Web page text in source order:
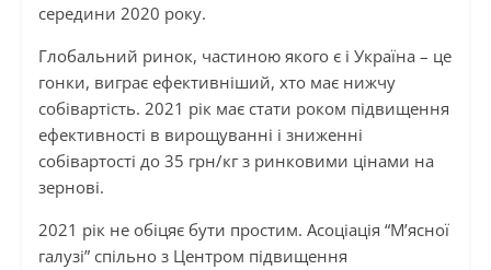
середини 2020 року.
Глобальний ринок, частиною якого є і Україна – це
гонки, виграє ефективніший, хто має нижчу
собівартість. 2021 рік має стати роком підвищення
ефективності в вирощуванні і зниженні
собівартості до 35 грн/кг з ринковими цінами на
зернові.
2021 рік не обіцяє бути простим. Асоціація “М’ясної
галузі” спільно з Центром підвищення